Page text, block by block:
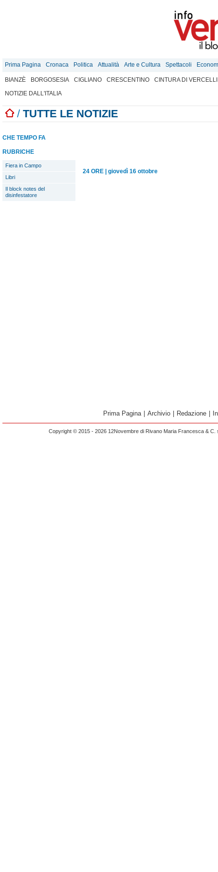
Prima Pagina Cronaca Politica Attualità Arte e Cultura Spettacoli
BIANZÈ BORGOSESIA CIGLIANO CRESCENTINO
CINTURA DI VERCELLI
NOTIZIE DALL'ITALIA
/ TUTTE LE NOTIZIE
CHE TEMPO FA
RUBRICHE
Fiera in Campo
Libri
Il block notes del
disinfestatore
24 ORE giovedì 16 ottobre
Prima Pagina Archivio Redazione
Copyright © 2015 - 2026 12Novembre di Rivano Maria Francesca &